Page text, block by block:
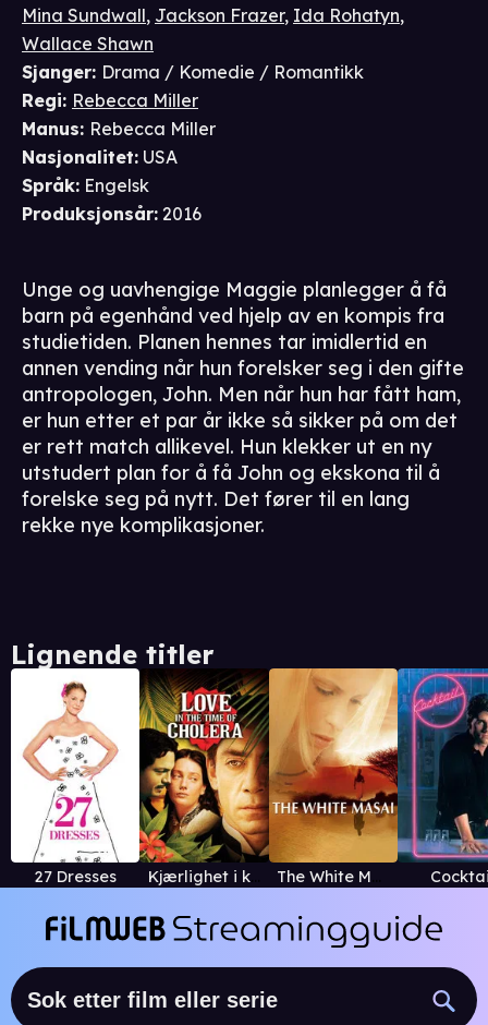
Mina Sundwall, Jackson Frazer, Ida Rohatyn,
Wallace Shawn
Sjanger: Drama / Komedie / Romantikk
Regi: Rebecca Miller
Manus: Rebecca Miller
Nasjonalitet: USA
Språk: Engelsk
Produksjonsår: 2016
Unge og uavhengige Maggie planlegger å få
barn på egenhånd ved hjelp av en kompis fra
studietiden. Planen hennes tar imidlertid en
annen vending når hun forelsker seg i den gifte
antropologen, John. Men når hun har fått ham,
er hun etter et par år ikke så sikker på om det
er rett match allikevel. Hun klekker ut en ny
utstudert plan for å få John og ekskona til å
forelske seg på nytt. Det fører til en lang
rekke nye komplikasjoner.
Lignende titler
27 Dresses Kjærlighet i koleraens tid The White Masai